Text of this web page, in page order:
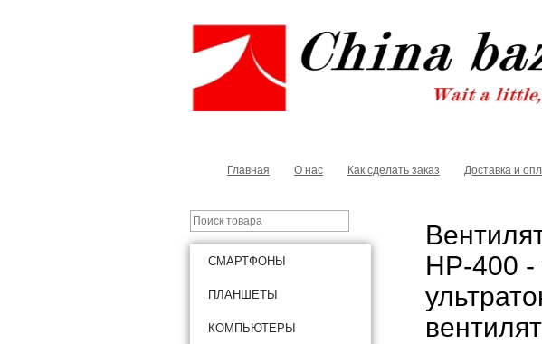
Главная О нас Как сделать заказ Доставка и
HP-400 -
СМАРТФОНЫ
ПЛАНШЕТЫ
КОМПЬЮТЕРЫ